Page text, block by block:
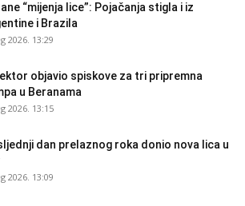
“mijenja lice”: Pojačanja stigla i iz
i Brazila
2026. 13:29
objavio spiskove za tri pripremna
u Beranama
2026. 13:15
dan prelaznog roka donio nova lica u
2026. 13:09